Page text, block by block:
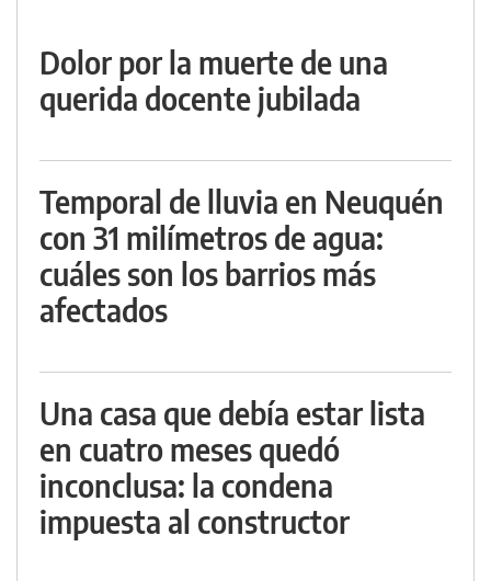
Dolor por la muerte de una
querida docente jubilada
Temporal de lluvia en Neuquén
con 31 milímetros de agua:
cuáles son los barrios más
afectados
Una casa que debía estar lista
en cuatro meses quedó
inconclusa: la condena
impuesta al constructor